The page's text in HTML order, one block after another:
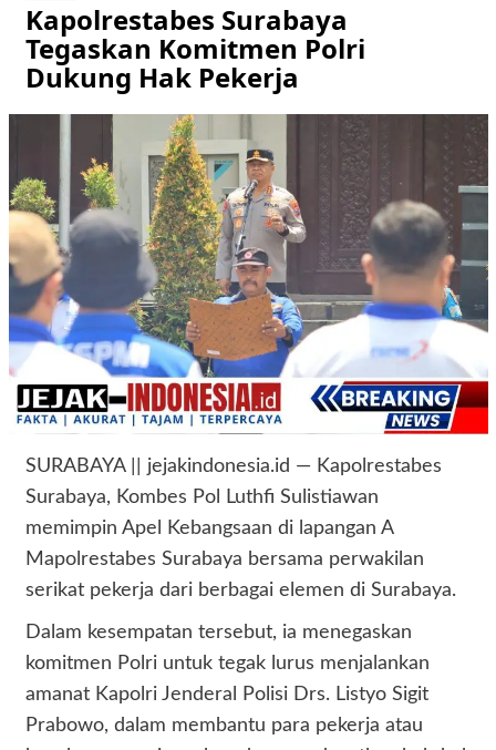
Kapolrestabes Surabaya
Tegaskan Komitmen Polri
Dukung Hak Pekerja
SURABAYA || jejakindonesia.id — Kapolrestabes
Surabaya, Kombes Pol Luthfi Sulistiawan
memimpin Apel Kebangsaan di lapangan A
Mapolrestabes Surabaya bersama perwakilan
serikat pekerja dari berbagai elemen di Surabaya.
Dalam kesempatan tersebut, ia menegaskan
komitmen Polri untuk tegak lurus menjalankan
amanat Kapolri Jenderal Polisi Drs. Listyo Sigit
Prabowo, dalam membantu para pekerja atau